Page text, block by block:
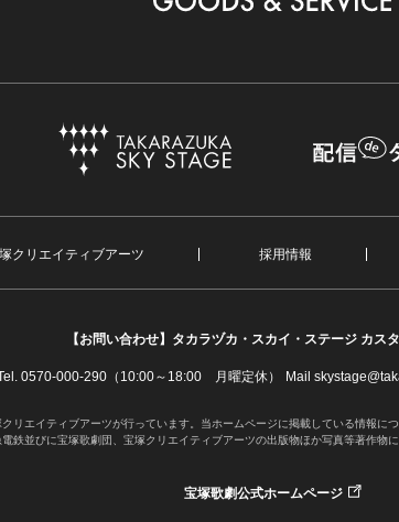
クリエイティブアーツ 採用情報
【お問い合わせ】 タカラヅカ・スカイ・ステージ カス
0570-000-290（10:00～18:00 月曜定休） Mail
リエイティブアーツが行っています。当ホームページに掲載している情報に
電鉄並びに宝塚歌劇団、宝塚クリエイティブアーツの出版物ほか写真等著作物
宝塚歌劇公式ホームページ